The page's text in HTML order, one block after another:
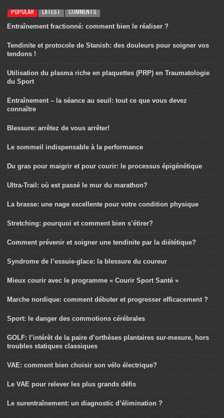
POPULAR LATEST COMMENTS
Entraînement fractionné: comment bien le réaliser ?
Tendinite et protocole de Stanish: des douleurs pour soigner vos
tendons !
Utilisation du plasma riche en plaquettes (PRP) en Traumatologie
du Sport
Entraînement – la séance au seuil: tout ce que vous devez
connaître
Blessure: arrêtez de vous arrêter!
Le sommeil indispensable à la performance
Du gras pour maigrir et pour courir: le processus épigénétique
Ultra-Trail: où est passé le mur du marathon?
La brasse: une nage excellente pour votre condition physique
Stretching: pourquoi et comment bien s’étirer?
Comment prévenir et soigner une tendinite par la diététique?
Syndrome de l’essuie-glace: la blessure du coureur
Mieux courir avec le programme « Courir Sport Santé »
Marche nordique: comment débuter et progresser efficacement ?
Sport: le danger des commotions cérébrales
GOLF: l’intérêt de la paire d’orthèses plantaires sur-mesure, hors
troubles statiques classiques
VAE: comment bien choisir son vélo électrique?
Le VAE pour relever les plus grands défis
Le surentraînement: un diagnostic d’élimination ?